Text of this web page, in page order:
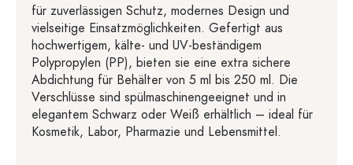
für zuverlässigen Schutz, modernes Design und
vielseitige Einsatzmöglichkeiten. Gefertigt aus
hochwertigem, kälte- und UV-beständigem
Polypropylen (PP), bieten sie eine extra sichere
Abdichtung für Behälter von 5 ml bis 250 ml. Die
Verschlüsse sind spülmaschinengeeignet und in
elegantem Schwarz oder Weiß erhältlich – ideal für
Kosmetik, Labor, Pharmazie und Lebensmittel.